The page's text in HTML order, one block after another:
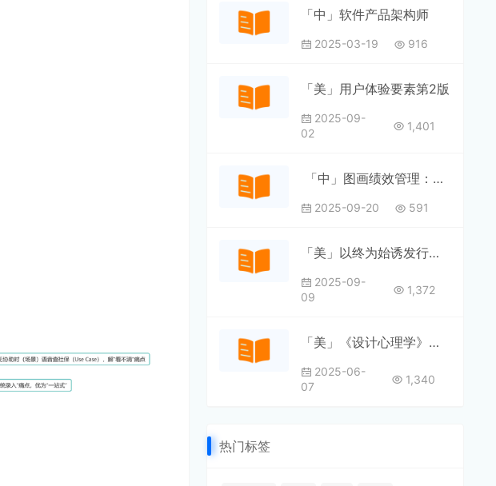
「中」软件产品架构师
2025-03-19 916
「美」用户体验要素第2版
2025-09-
02
1,401
「中」图画绩效管理：让管理变得更直观
2025-09-20 591
「美」以终为始诱发行为改变
2025-09-
09
1,372
「美」《设计心理学》（全四册）
2025-06-
07
1,340
热门标签